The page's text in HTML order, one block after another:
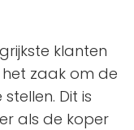
klanten
het zaak om de
Dit is
als de koper